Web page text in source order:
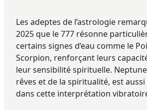
Les adeptes de l’astrologie
2025 que le 777 résonne
certains signes d’eau comme le
Scorpion, renforçant leurs
leur sensibilité spirituelle.
rêves et de la spiritualité, est
dans cette interprétation